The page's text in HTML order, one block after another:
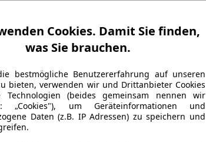
Cookies. Damit Sie finden,
was Sie brauchen.
bestmögliche Benutzererfahrung auf unseren
bieten, verwenden wir und Drittanbieter Cookies
Technologien (beides gemeinsam nennen wir
„Cookies"), um Geräteinformationen und
Daten (z.B. IP Adressen) zu speichern und